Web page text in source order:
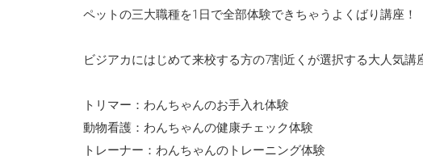
ペットの三大職種を1日で全部体験できちゃうよくばり講座！
ビジアカにはじめて来校する方の7割近くが選択する大人気講
トリマー：わんちゃんのお手入れ体験
動物看護：わんちゃんの健康チェック体験
トレーナー：わんちゃんのトレーニング体験